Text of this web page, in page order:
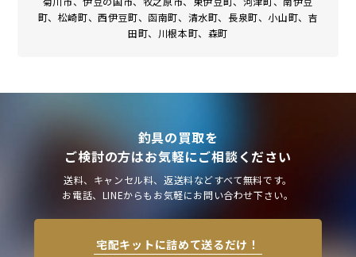
町、松崎町、西伊豆町、函南町、清水町、長泉町、小山町、吉
田町、川根本町、森町
釣具の買取を
ご検討の方はお気軽にご相談ください
送料、キャンセル料、返送料などすべて無料です。
お電話、LINEからもお気軽にお問い合わせ下さい。
宅配キットに詰めて送るだけ！